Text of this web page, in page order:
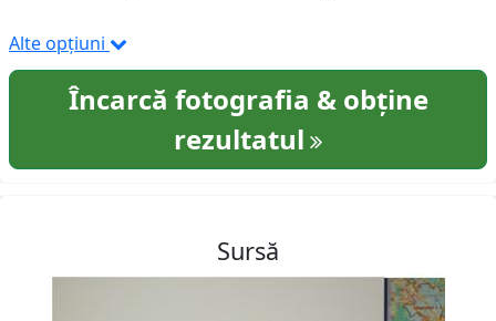
Alte opțiuni
Încarcă fotografia & obține
rezultatul
Sursă